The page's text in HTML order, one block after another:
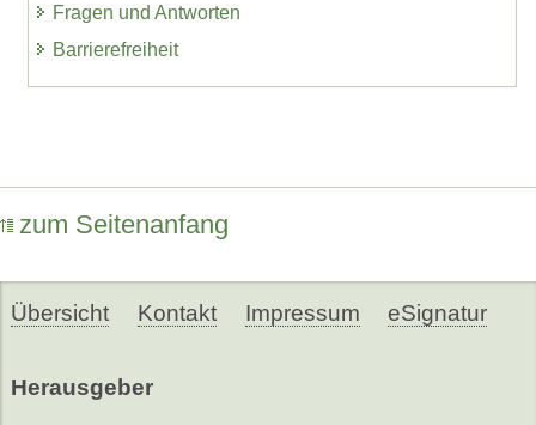
Fragen und Antworten
Barrierefreiheit
zum Seitenanfang
Übersicht Kontakt Impressum eSignatur
Herausgeber